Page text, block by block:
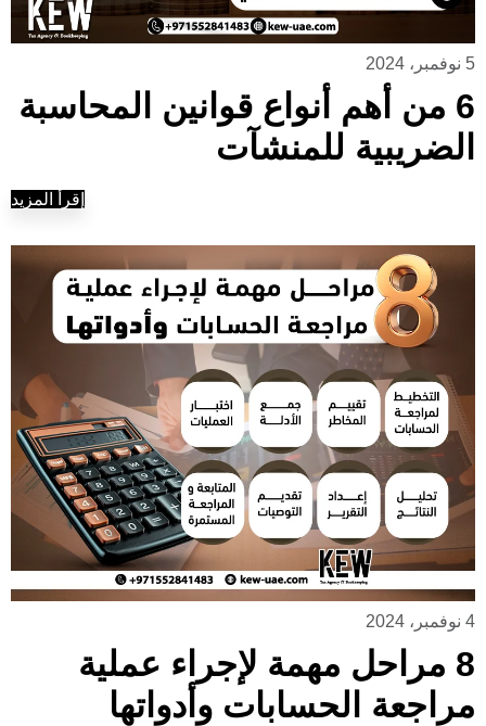
5 نوفمبر، 2024
6 من أهم أنواع قوانين المحاسبة
الضريبية للمنشآت
إقرأ المزيد
4 نوفمبر، 2024
8 مراحل مهمة لإجراء عملية
مراجعة الحسابات وأدواتها